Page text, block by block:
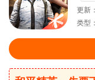
更新：
类型：